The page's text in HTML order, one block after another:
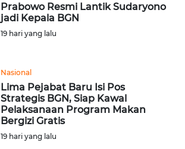
Prabowo Resmi Lantik Sudaryono
jadi Kepala BGN
19 hari yang lalu
Nasional
Lima Pejabat Baru Isi Pos
Strategis BGN, Siap Kawal
Pelaksanaan Program Makan
Bergizi Gratis
19 hari yang lalu